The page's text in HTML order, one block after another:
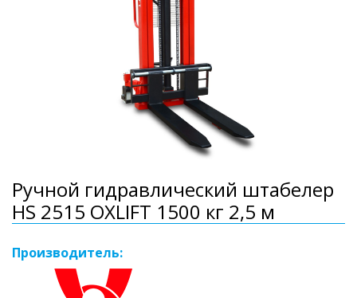
Ручной гидравлический штабелер
HS 2515 OXLIFT 1500 кг 2,5 м
Производитель: